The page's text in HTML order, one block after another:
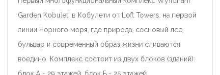
Garden Kobuleti в Кобулети от Loft Towers, на первой
линии Чорного моря, где природа, сосновый лес,
бульвар и современный образ жизни сливаются
воедино. Комплекс состоит из двух блоков (зданий):